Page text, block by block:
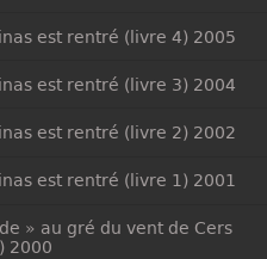
est rentré (livre 4) 2005
est rentré (livre 3) 2004
est rentré (livre 2) 2002
est rentré (livre 1) 2001
» au gré du vent de Cers
2000